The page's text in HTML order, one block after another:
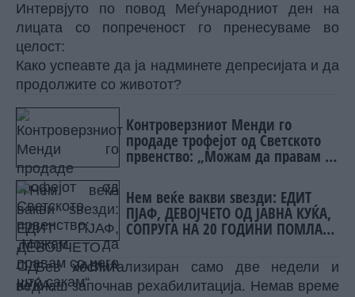
Интервјуто по повод Меѓународниот ден на
лицата со попреченост го пренесуваме во
целост:
Како успеавте да ја надминете депресијата и да
продолжите со животот?
Контроверзниот Менди го
продаде трофејот од Светското
првенство: „Можам да правам со
Нем веќе вакви ѕвезди: ЕДИТ
ПЈАФ, ДЕВОЈЧЕТО ОД ЈАВНА КУЌА,
СОПРУГА НА 20 ГОДИНИ ПОМЛАД
– Бев хоспитализиран само две недели и
веднаш започнав рехабилитација. Немав време